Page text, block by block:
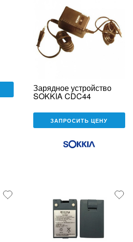
Зарядное устройство
SOKKIA CDC44
ЗАПРОСИТЬ ЦЕНУ